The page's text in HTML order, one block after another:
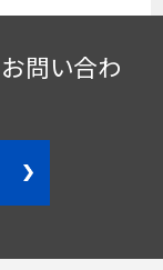
お問い合わ